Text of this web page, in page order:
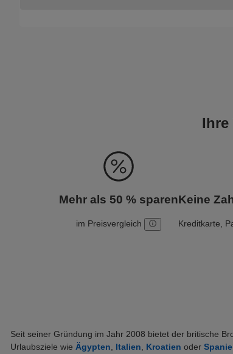
Ihre
Mehr als 50 % sparen
im Preisvergleich
Keine
Kreditkarte,
Seit seiner Gründung im Jahr 2008 bietet der britische
Urlaubsziele wie Ägypten Italien Kroatien oder